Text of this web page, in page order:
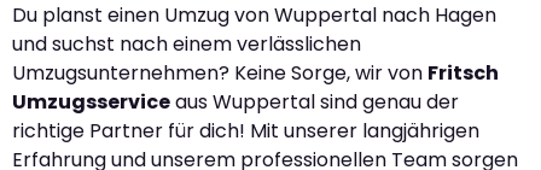
Du planst einen Umzug von Wuppertal nach Hagen
und suchst nach einem verlässlichen
Umzugsunternehmen? Keine Sorge, wir von Fritsch
Umzugsserviceaus Wuppertal sind genau der
richtige Partner für dich! Mit unserer langjährigen
Erfahrung und unserem professionellen Team sorgen